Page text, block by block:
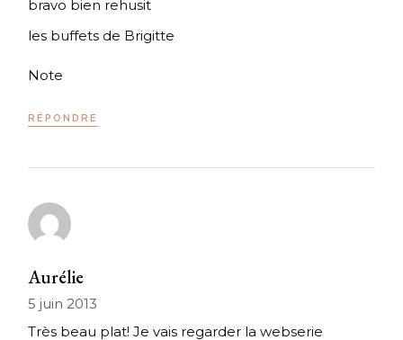
bravo bien rehusit
les buffets de Brigitte
Note
RÉPONDRE
Aurélie
5 juin 2013
Très beau plat! Je vais regarder la webserie